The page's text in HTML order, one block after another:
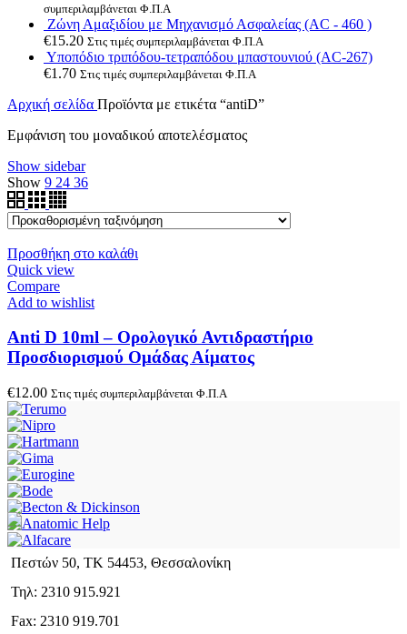
συμπεριλαμβάνεται Φ.Π.Α
Ζώνη Αμαξιδίου με Μηχανισμό Ασφαλείας (AC - 460 )
€15.20 Στις τιμές συμπεριλαμβάνεται Φ.Π.Α
Υποπόδιο τριπόδου-τετραπόδου μπαστουνιού (AC-267)
€1.70 Στις τιμές συμπεριλαμβάνεται Φ.Π.Α
Αρχική σελίδα Προϊόντα με ετικέτα “antiD”
Εμφάνιση του μοναδικού αποτελέσματος
Show sidebar
Show 9 24 36
Προσθήκη στο καλάθι
Quick view
Compare
Add to wishlist
Anti D 10ml – Ορολογικό Αντιδραστήριο
Προσδιορισμού Ομάδας Αίματος
€12.00 Στις τιμές συμπεριλαμβάνεται Φ.Π.Α
Πεστών 50, ΤΚ 54453, Θεσσαλονίκη
Τηλ: 2310 915.921
Fax: 2310 919.701